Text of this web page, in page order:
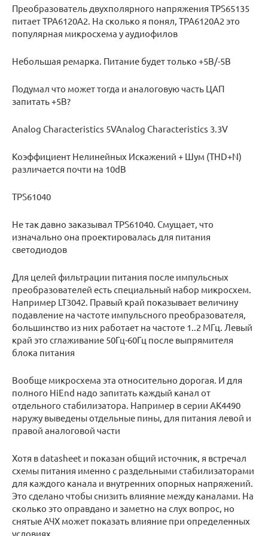
Преобразователь двухполярного напряжения TPS65135
питает TPA6120A2. На сколько я понял, TPA6120A2 это
популярная микросхема у аудиофилов
Небольшая ремарка. Питание будет только +5В/-5В
Подумал что может тогда и аналоговую часть ЦАП
запитать +5В?
Analog Characteristics 5VAnalog Characteristics 3.3V
Коэффициент Нелинейных Искажений + Шум (THD+N)
различается почти на 10dB
TPS61040
Не так давно заказывал TPS61040. Смущает, что
изначально она проектировалась для питания
светодиодов
Для целей фильтрации питания после импульсных
преобразователей есть специальный набор микросхем.
Например LT3042. Правый край показывает величину
подавление на частоте импульсного преобразователя,
большинство из них работает на частоте 1..2 МГц. Левый
край это сглаживание 50Гц-60Гц после выпрямителя
блока питания
Вообще микросхема эта относительно дорогая. И для
полного HiEnd надо запитать каждый канал от
отдельного стабилизатора. Например в серии AK4490
наружу выведены отдельные пины, для питания левой и
правой аналоговой части
Хотя в datasheet и показан общий источник, я встречал
схемы питания именно с раздельными стабилизаторами
для каждого канала и внутренних опорных напряжений.
Это сделано чтобы снизить влияние между каналами. На
сколько это оправдано и заметно на слух вопрос, но
снятые АЧХ может показать влияние при определенных
условиях